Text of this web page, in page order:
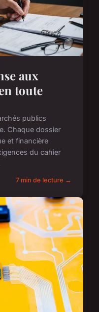
aux
toute
publics
Chaque dossier
et financière
du cahier
7 min de lecture →